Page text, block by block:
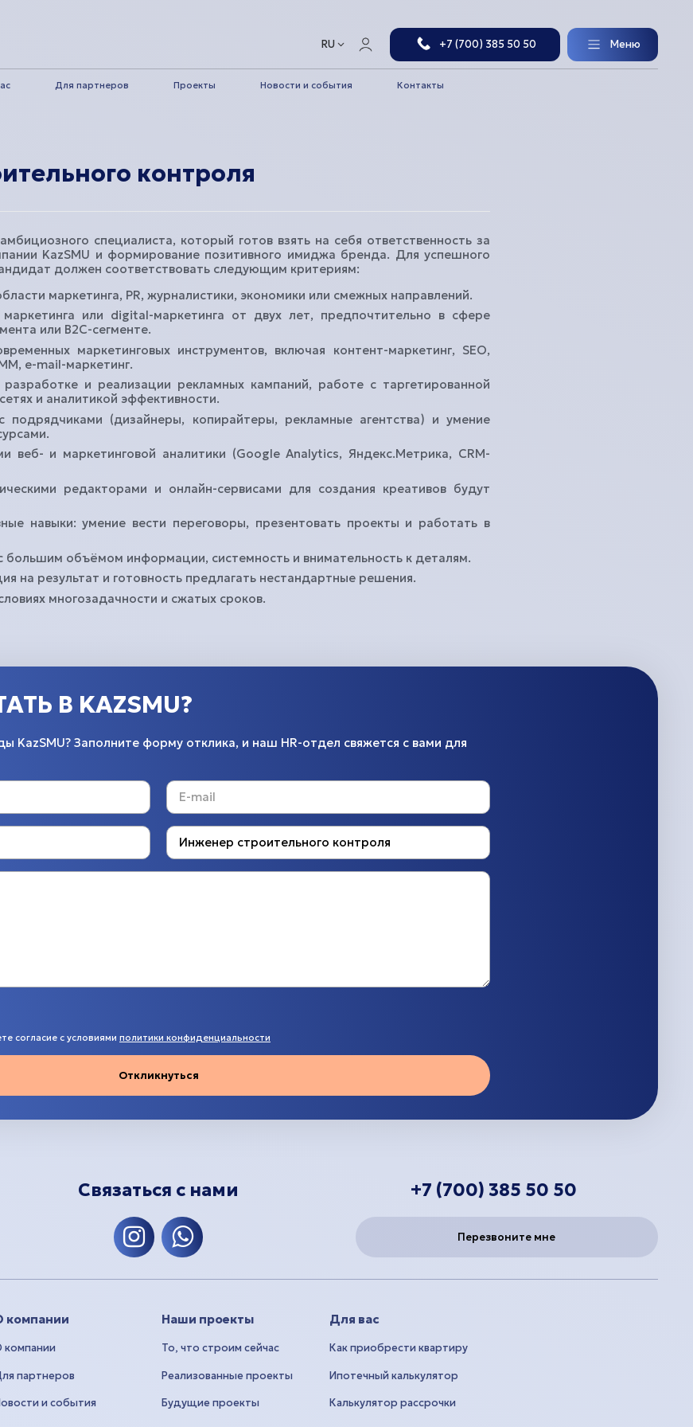
RU +7 (700) 385 50 50 Меню
Для партнеров Проекты Новости и события Контакты
Наши проекты
Реализованные проекты
Будущие проекты
Ипотечный калькулятор
Калькулятор рассрочки
в Instagram
контроля
специалиста, который готов взять на себя ответственность за
KazSMU и формирование позитивного имиджа бренда. Для успешного
должен соответствовать следующим критериям:
маркетинга, PR, журналистики, экономики или смежных направлений.
или digital-маркетинга от двух лет, предпочтительно в сфере
или B2C-сегменте.
маркетинговых инструментов, включая контент-маркетинг, SEO,
e-mail-маркетинг.
и реализации рекламных кампаний, работе с таргетированной
и аналитикой эффективности.
подрядчиками (дизайнеры, копирайтеры, рекламные агентства) и умение
веб- и маркетинговой аналитики (Google Analytics, Яндекс.Метрика, CRM-
редакторами и онлайн-сервисами для создания креативов будут
навыки: умение вести переговоры, презентовать проекты и работать в
большим объёмом информации, системность и внимательность к деталям.
на результат и готовность предлагать нестандартные решения.
многозадачности и сжатыx сроков.
В KAZSMU?
KazSMU? Заполните форму отклика, и наш HR-отдел свяжется с вами для
согласие с условиями политики конфиденциальности
Откликнуться
Связаться с нами +7 (700) 385 50 50
Перезвоните мне
компании
компании
партнеров
и события
Наши проекты
То, что строим сейчас
Реализованные проекты
Будущие проекты
Для вас
Как приобрести квартиру
Ипотечный калькулятор
Калькулятор рассрочки